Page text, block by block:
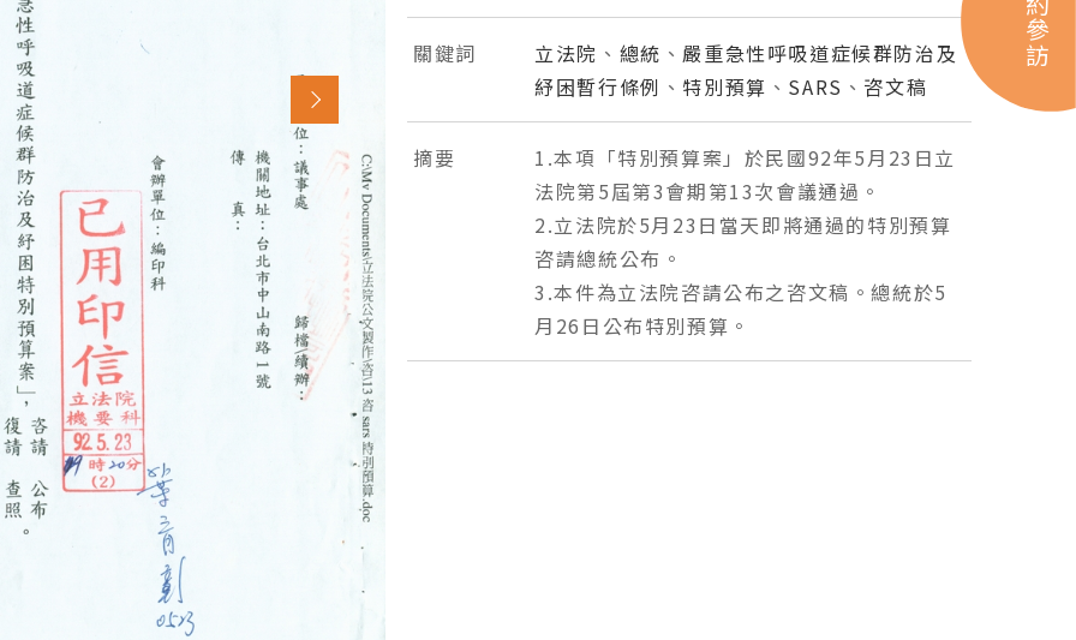
關鍵詞 立法院 、 總統 、 嚴重急性呼吸道症候群防治及
紓困暫行條例 、 特別預算 、 SARS 、 咨文稿
摘要
1.本項「特別預算案」於民國92年5月23日立
法院第5屆第3會期第13次會議通過。
2.立法院於5月23日當天即將通過的特別預算
咨請總統公布。
3.本件為立法院咨請公布之咨文稿。總統於5
月26日公布特別預算。